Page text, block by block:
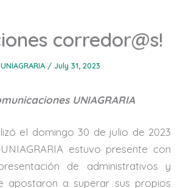
corredor@s!
/ July 31, 2023
UNIAGRARIA
el domingo 30 de julio de 2023
estuvo presente con
de administrativos y
apostaron a superar sus propios